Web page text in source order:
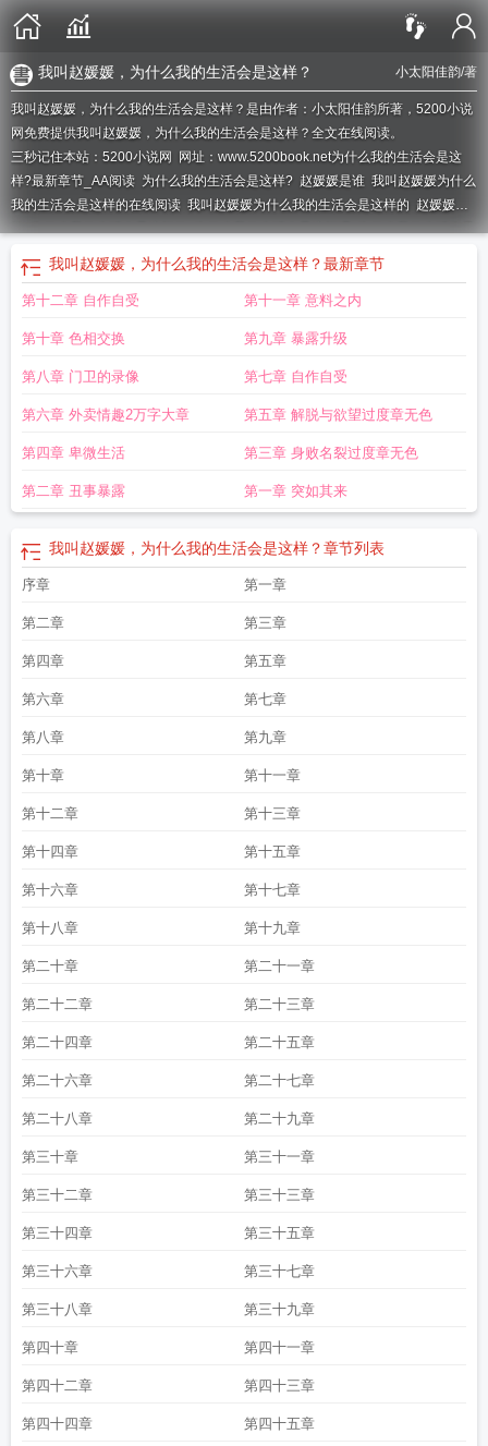
小太阳佳韵/著
我叫赵媛媛，为什么我的生活会是这样？
我叫赵媛媛，为什么我的生活会是这样？是由作者：小太阳佳韵所著，5200小说
网免费提供我叫赵媛媛，为什么我的生活会是这样？全文在线阅读。
三秒记住本站：5200小说网 网址：www.5200book.net为什么我的生活会是这
样?最新章节_AA阅读 为什么我的生活会是这样? 赵媛媛是谁 我叫赵媛媛为什么
我的生活会是这样的在线阅读 我叫赵媛媛为什么我的生活会是这样的 赵媛媛年
龄为什么我的生活会是这样的为什么我的生活会是这样呢为什么我的生活会是
这样?_阅读 我叫赵媛媛为什么我的生活会是这样序
我叫赵媛媛为什么我的生活
会是这样全集
我叫赵媛媛，为什么我的生活会是这样？最新章节
第十二章 自作自受 第十一章 意料之内
第十章 色相交换 第九章 暴露升级
第八章 门卫的录像 第七章 自作自受
第六章 外卖情趣2万字大章 第五章 解脱与欲望过度章无色
第四章 卑微生活 第三章 身败名裂过度章无色
第二章 丑事暴露 第一章 突如其来
我叫赵媛媛，为什么我的生活会是这样？章节列表
序章 第一章
第二章 第三章
第四章 第五章
第六章 第七章
第八章 第九章
第十章 第十一章
第十二章 第十三章
第十四章 第十五章
第十六章 第十七章
第十八章 第十九章
第二十章 第二十一章
第二十二章 第二十三章
第二十四章 第二十五章
第二十六章 第二十七章
第二十八章 第二十九章
第三十章 第三十一章
第三十二章 第三十三章
第三十四章 第三十五章
第三十六章 第三十七章
第三十八章 第三十九章
第四十章 第四十一章
第四十二章 第四十三章
第四十四章 第四十五章